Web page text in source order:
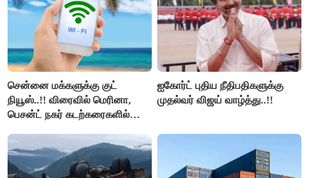
சென்னை மக்களுக்கு குட்
நியூஸ்..!! விரைவில் மெரினா,
பெசன்ட் நகர் கடற்கரைகளில்
ஐகோர்ட் புதிய நீதிபதிகளுக்கு
முதல்வர் விஜய் வாழ்த்து..!!